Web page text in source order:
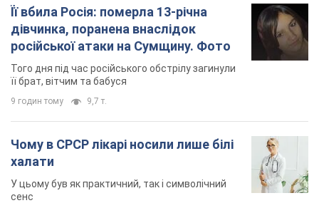
Її вбила Росія: померла 13-річна
дівчинка, поранена внаслідок
російської атаки на Сумщину. Фото
Того дня під час російського обстрілу загинули
її брат, вітчим та бабуся
9 годин тому 9,7 т.
Чому в СРСР лікарі носили лише білі
халати
У цьому був як практичний, так і символічний
сенс